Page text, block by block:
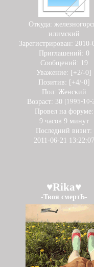
Откуда:
илимский
Зарегистрирован: 2010-
Приглашений: 0
Сообщений: 19
Уважение: [+2/-0]
Позитив: [+4/-0]
Пол: Женский
Возраст: 30 [1995-10-
Провел на форуме:
9 часов 9 минут
Последний визит:
2011-06-21 13:22:07
♥Rika♥
-Твоя смертЬ-